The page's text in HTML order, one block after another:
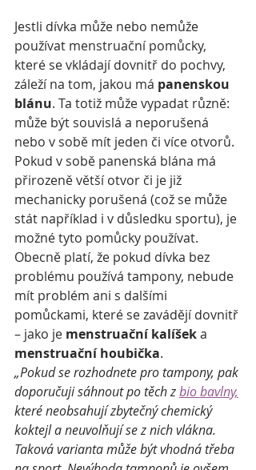
Jestli dívka může nebo nemůže
používat menstruační pomůcky,
které se vkládají dovnitř do pochvy,
záleží na tom, jakou má panenskou
blánu. Ta totiž může vypadat různě:
může být souvislá a neporušená
nebo v sobě mít jeden či více otvorů.
Pokud v sobě panenská blána má
přirozeně větší otvor či je již
mechanicky porušená (což se může
stát například i v důsledku sportu), je
možné tyto pomůcky používat.
Obecně platí, že pokud dívka bez
problému používá tampony, nebude
mít problém ani s dalšími
pomůckami, které se zavádějí dovnitř
– jako je menstruační kalíšek a
menstruační houbička.
„Pokud se rozhodnete pro tampony, pak
doporučuji sáhnout po těch z bio bavlny,
které neobsahují zbytečný chemický
koktejl a neuvolňují se z nich vlákna.
Taková varianta může být vhodná třeba